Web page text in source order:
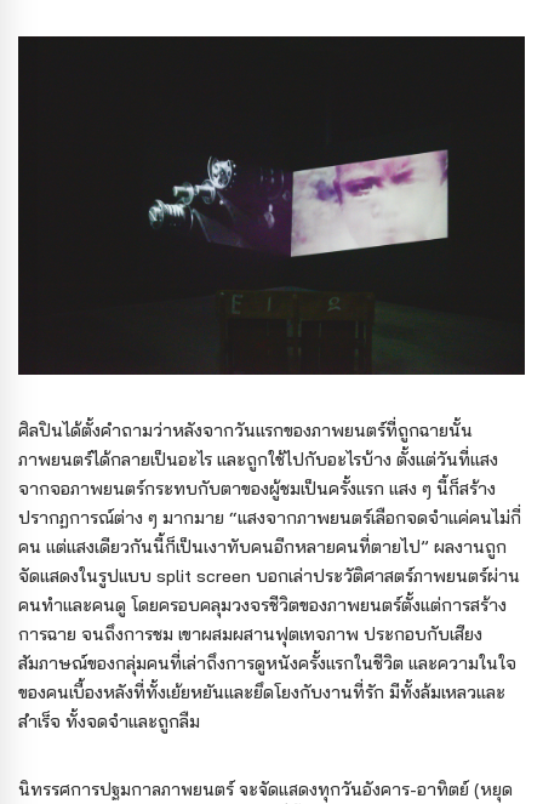
ศิลปินได้ตั้งคำถามว่าหลังจากวันแรกของภาพยนตร์ที่ถูกฉายนั้น
ภาพยนตร์ได้กลายเป็นอะไร และถูกใช้ไปกับอะไรบ้าง ตั้งแต่วันที่แสง
จากจอภาพยนตร์กระทบกับตาของผู้ชมเป็นครั้งแรก แสง ๆ นี้ก็สร้าง
ปรากฏการณ์ต่าง ๆ มากมาย “แสงจากภาพยนตร์เลือกจดจำแค่คนไม่กี่
คน แต่แสงเดียวกันนี้ก็เป็นเงาทับคนอีกหลายคนที่ตายไป” ผลงานถูก
จัดแสดงในรูปแบบ split screen บอกเล่าประวัติศาสตร์ภาพยนตร์ผ่าน
คนทำและคนดู โดยครอบคลุมวงจรชีวิตของภาพยนตร์ตั้งแต่การสร้าง
การฉาย จนถึงการชม เขาผสมผสานฟุตเทจภาพ ประกอบกับเสียง
สัมภาษณ์ของกลุ่มคนที่เล่าถึงการดูหนังครั้งแรกในชีวิต และความในใจ
ของคนเบื้องหลังที่ทั้งเย้ยหยันและยึดโยงกับงานที่รัก มีทั้งล้มเหลวและ
สำเร็จ ทั้งจดจำและถูกลืม
นิทรรศการปฐมกาลภาพยนตร์ จะจัดแสดงทุกวันอังคาร-อาทิตย์ (หยุด